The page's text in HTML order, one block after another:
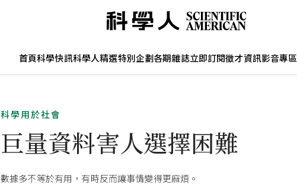
首頁科學快訊科學人精選特別企劃各期雜誌立即訂閱徵才資訊影音專區
科學用於社會
巨量資料害人選擇困難
數據多不等於有用，有時反而讓事情變得更麻煩。